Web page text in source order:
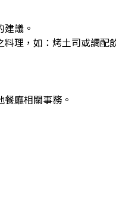
議。
理，如：烤土司或調配
廳相關事務。